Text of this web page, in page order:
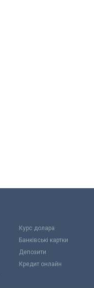
Курс долара
Банківські картки
Депозити
Кредит онлайн